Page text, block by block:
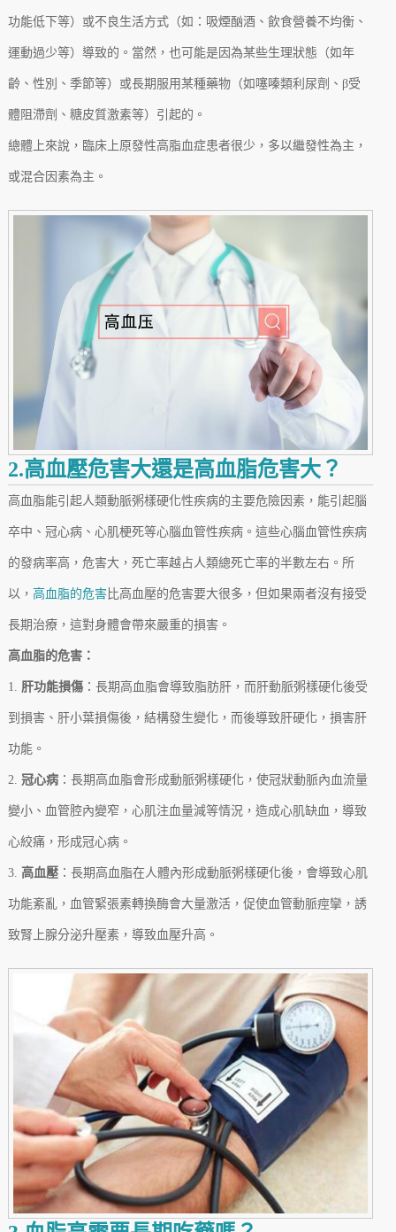
功能低下等）或不良生活方式（如：吸煙酗酒、飲食營養不均衡、
運動過少等）導致的。當然，也可能是因為某些生理狀態（如年
齡、性別、季節等）或長期服用某種藥物（如噻嗪類利尿劑、β受
體阻滯劑、糖皮質激素等）引起的。
總體上來說，臨床上原發性高脂血症患者很少，多以繼發性為主，
或混合因素為主。
2.高血壓危害大還是高血脂危害大？
高血脂能引起人類動脈粥樣硬化性疾病的主要危險因素，能引起腦
卒中、冠心病、心肌梗死等心腦血管性疾病。這些心腦血管性疾病
的發病率高，危害大，死亡率越占人類總死亡率的半數左右。所
以， 高血脂的危害比高血壓的危害要大很多，但如果兩者沒有接受
長期治療，這對身體會帶來嚴重的損害。
高血脂的危害：
1. 肝功能損傷：長期高血脂會導致脂肪肝，而肝動脈粥樣硬化後受
到損害、肝小葉損傷後，結構發生變化，而後導致肝硬化，損害肝
功能。
2. 冠心病：長期高血脂會形成動脈粥樣硬化，使冠狀動脈內血流量
變小、血管腔內變窄，心肌注血量減等情況，造成心肌缺血，導致
心絞痛，形成冠心病。
3. 高血壓：長期高血脂在人體內形成動脈粥樣硬化後，會導致心肌
功能紊亂，血管緊張素轉換酶會大量激活，促使血管動脈痙攣，誘
致腎上腺分泌升壓素，導致血壓升高。